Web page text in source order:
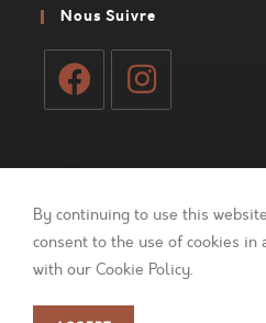
dans
application
Nous Suivre
nouvel
onglet
nouvel
onglet
Mon Compte
Connexion
By continuing to use this
consent to the use of cookies in
with our Cookie Policy.